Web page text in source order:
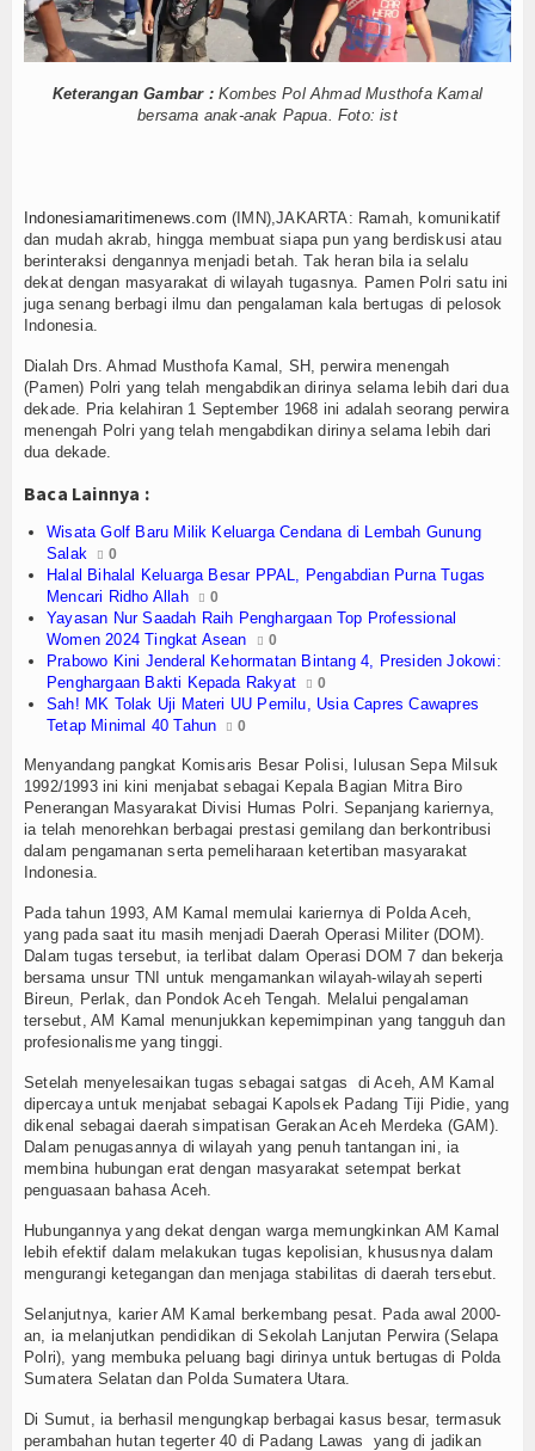
Kesehatan
Nasional
News
Olahraga
Perhubungan
Religi
Opini
Pelabuhan
Politik
Seni & Budaya
Sorot
Tokoh
Wisata
Channel
Kerja Sama Hukum
China Diselundupkan Lewat Tanjung Priok
Keterangan Gambar :Kombes Pol Ahmad Musthofa Kamal
bersama anak-anak Papua. Foto: ist
Indonesiamaritimenews.com (IMN),JAKARTA: Ramah, komunikatif
dan mudah akrab, hingga membuat siapa pun yang berdiskusi atau
berinteraksi dengannya menjadi betah. Tak heran bila ia selalu
dekat dengan masyarakat di wilayah tugasnya. Pamen Polri satu ini
juga senang berbagi ilmu dan pengalaman kala bertugas di pelosok
Indonesia.
Dialah Drs. Ahmad Musthofa Kamal, SH, perwira menengah
(Pamen) Polri yang telah mengabdikan dirinya selama lebih dari dua
dekade. Pria kelahiran 1 September 1968 ini adalah seorang perwira
menengah Polri yang telah mengabdikan dirinya selama lebih dari
dua dekade.
Baca Lainnya :
Wisata Golf Baru Milik Keluarga Cendana di Lembah Gunung
Salak
0
Halal Bihalal Keluarga Besar PPAL, Pengabdian Purna Tugas
Mencari Ridho Allah
0
Yayasan Nur Saadah Raih Penghargaan Top Professional
Women 2024 Tingkat Asean
0
Prabowo Kini Jenderal Kehormatan Bintang 4, Presiden Jokowi:
Penghargaan Bakti Kepada Rakyat
0
Sah! MK Tolak Uji Materi UU Pemilu, Usia Capres Cawapres
Tetap Minimal 40 Tahun
0
Menyandang pangkat Komisaris Besar Polisi, lulusan Sepa Milsuk
1992/1993 ini kini menjabat sebagai Kepala Bagian Mitra Biro
Penerangan Masyarakat Divisi Humas Polri. Sepanjang kariernya,
ia telah menorehkan berbagai prestasi gemilang dan berkontribusi
dalam pengamanan serta pemeliharaan ketertiban masyarakat
Indonesia.
Pada tahun 1993, AM Kamal memulai kariernya di Polda Aceh,
yang pada saat itu masih menjadi Daerah Operasi Militer (DOM).
Dalam tugas tersebut, ia terlibat dalam Operasi DOM 7 dan bekerja
bersama unsur TNI untuk mengamankan wilayah-wilayah seperti
Bireun, Perlak, dan Pondok Aceh Tengah. Melalui pengalaman
tersebut, AM Kamal menunjukkan kepemimpinan yang tangguh dan
profesionalisme yang tinggi.
Setelah menyelesaikan tugas sebagai satgas di Aceh, AM Kamal
dipercaya untuk menjabat sebagai Kapolsek Padang Tiji Pidie, yang
dikenal sebagai daerah simpatisan Gerakan Aceh Merdeka (GAM).
Dalam penugasannya di wilayah yang penuh tantangan ini, ia
membina hubungan erat dengan masyarakat setempat berkat
penguasaan bahasa Aceh.
Hubungannya yang dekat dengan warga memungkinkan AM Kamal
lebih efektif dalam melakukan tugas kepolisian, khususnya dalam
mengurangi ketegangan dan menjaga stabilitas di daerah tersebut.
Selanjutnya, karier AM Kamal berkembang pesat. Pada awal 2000-
an, ia melanjutkan pendidikan di Sekolah Lanjutan Perwira (Selapa
Polri), yang membuka peluang bagi dirinya untuk bertugas di Polda
Sumatera Selatan dan Polda Sumatera Utara.
Di Sumut, ia berhasil mengungkap berbagai kasus besar, termasuk
perambahan hutan tegerter 40 di Padang Lawas yang di jadikan